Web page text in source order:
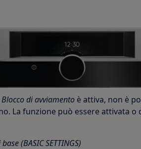
Blocco di avviamento è attiva, non è
La funzione può essere attivata o
(BASIC SETTINGS)